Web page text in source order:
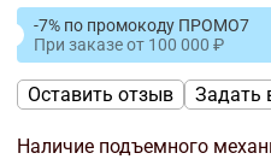
-7% по промокоду ПРОМО7
При заказеот 100 000
Оставить отзыв Задать
Наличие подъемного